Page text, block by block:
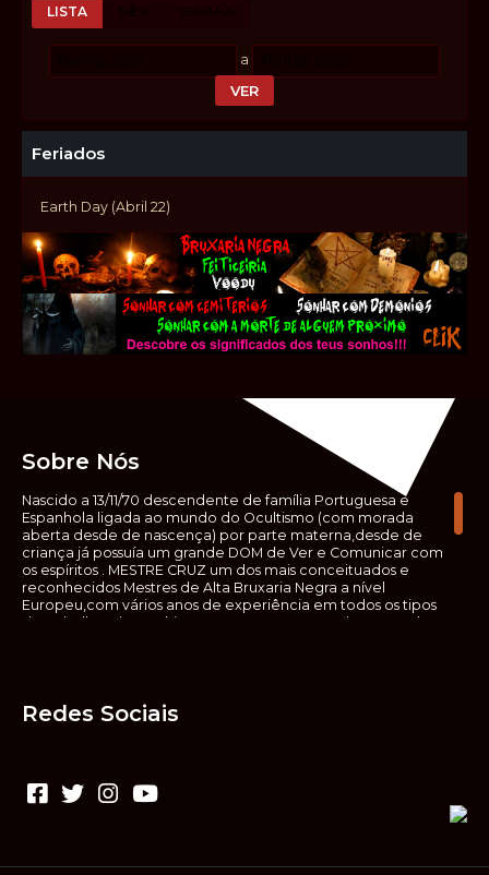
LISTA MÊS SEMANA
a
Feriados
Earth Day (Abril 22)
Sobre Nós
Nascido a 13/11/70 descendente de família Portuguesa e
Espanhola ligada ao mundo do Ocultismo (com morada
aberta desde de nascença) por parte materna,desde de
criança já possuía um grande DOM de Ver e Comunicar com
os espíritos . MESTRE CRUZ um dos mais conceituados e
reconhecidos Mestres de Alta Bruxaria Negra a nível
Europeu,com vários anos de experiência em todos os tipos
de trabalhos de Ocultismo. Escreveu os seus saberes ocultos
não o faça sem precauções e sem possuir a devida
poderão causar danos. Consultai por isso sempre um
(médium) conhecedor, quando se trata de fazer trabalhos
Redes Sociais